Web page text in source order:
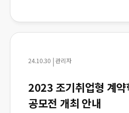
24.10.30 |관리자
2023 조기취업형 계약
공모전 개최 안내